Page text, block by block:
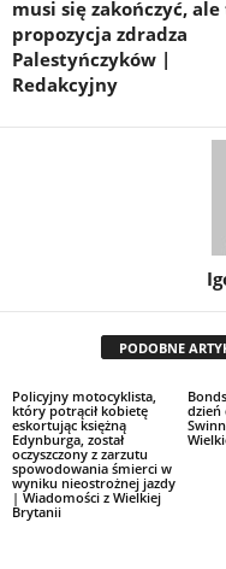
musi się zakończyć, ale
propozycja zdradza
Palestyńczyków |
Redakcyjny
PODOBNE
Policyjny motocyklista,
który potrącił kobietę
eskortując księżną
Edynburga, został
oczyszczony z zarzutu
spowodowania śmierci w
wyniku nieostrożnej jazdy
| Wiadomości z Wielkiej
Brytanii
dzień